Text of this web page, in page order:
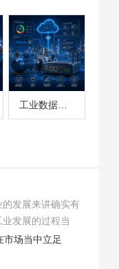
工业数据采集与设备监控案例
发展来讲确实有
发展的过程当
束是非常的多
市场当中立足